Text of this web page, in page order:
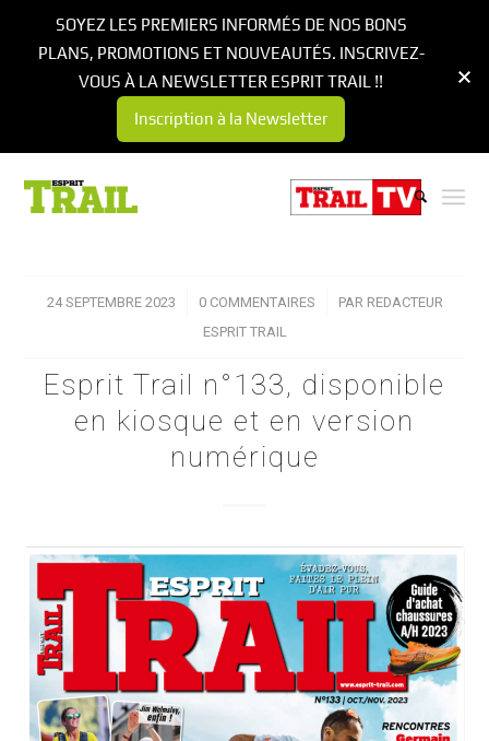
24 SEPTEMBRE 2023
/ 0 COMMENTAIRES
/ PAR REDACTEUR
ESPRIT TRAIL
Esprit Trail n°133, disponible
en kiosque et en version
numérique
SOYEZ LES PREMIERS INFORMÉS DE NOS BONS
PLANS, PROMOTIONS ET NOUVEAUTÉS. INSCRIVEZ-
VOUS À LA NEWSLETTER ESPRIT TRAIL !!
Inscription à la Newsletter